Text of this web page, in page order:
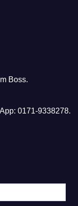
Boss.
0171-9338278.